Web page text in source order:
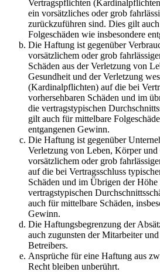
Vertragspflichten
ein vorsätzliches oder grob
zurückzuführen sind. Dies gilt
Folgeschäden wie insbesondere
Die Haftung ist gegenüber
vorsätzlichem oder grob
Schäden aus der Verletzung von
Gesundheit und der Verletzung
(Kardinalpflichten) auf die bei
vorhersehbaren Schäden und im
die vertragstypischen
gilt auch für mittelbare
entgangenen Gewinn.
Die Haftung ist gegenüber
Verletzung von Leben, Körper und
vorsätzlichem oder grob
auf die bei Vertragsschluss
Schäden und im Übrigen der Höhe
vertragstypischen
auch für mittelbare Schäden,
Gewinn.
Die Haftungsbegrenzung der
auch zugunsten der Mitarbeiter
Betreibers.
Ansprüche für eine Haftung aus
Recht bleiben unberührt.